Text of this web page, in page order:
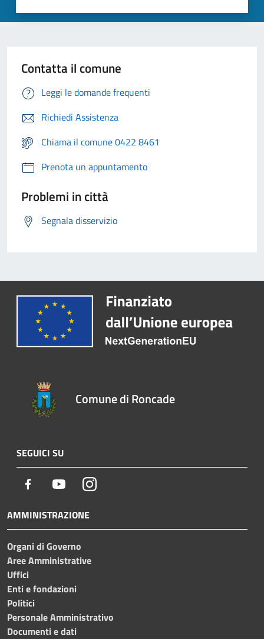
Contatta il comune
Leggi le domande frequenti
Richiedi Assistenza
Chiama il comune 0422 8461
Prenota un appuntamento
Problemi in città
Segnala disservizio
Comune di Roncade
SEGUICI SU
Facebook YoutubeInstagram
AMMINISTRAZIONE
Organi di Governo
Aree Amministrative
Uffici
Enti e fondazioni
Politici
Personale Amministrativo
Documenti e dati